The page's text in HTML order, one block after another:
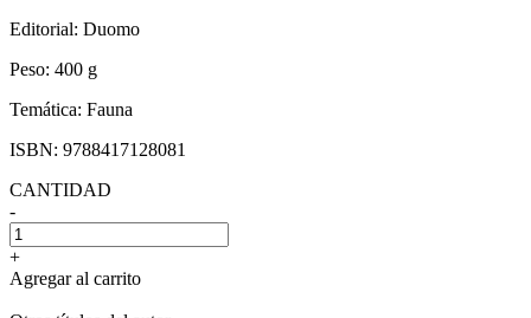
Editorial: Duomo
Peso: 400 g
Temática: Fauna
ISBN: 9788417128081
CANTIDAD
-
+
Agregar al carrito